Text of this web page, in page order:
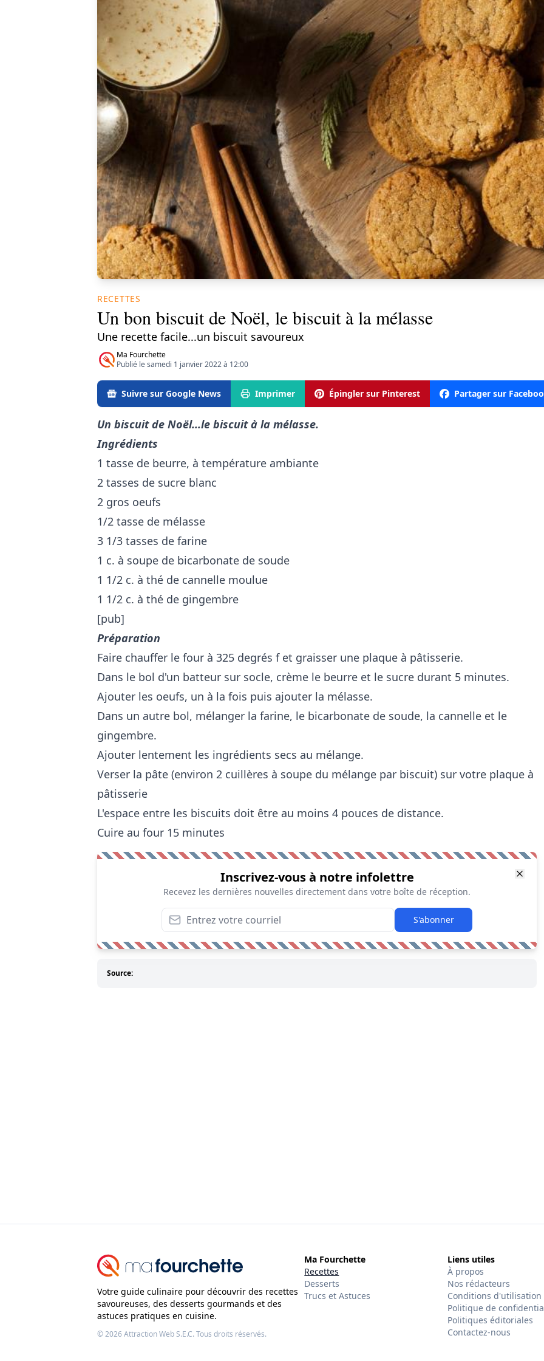
RECETTES
Un bon biscuit de Noël, le biscuit à la mélasse
Une recette facile...un biscuit savoureux
Ma Fourchette
Publié le samedi 1 janvier 2022 à 12:00
Suivre sur Google News Imprimer Épingler sur Pinterest Partager sur
Un biscuit de Noël...le biscuit à la mélasse.
Ingrédients
1 tasse de beurre, à température ambiante
2 tasses de sucre blanc
2 gros oeufs
1/2 tasse de mélasse
3 1/3 tasses de farine
1 c. à soupe de bicarbonate de soude
1 1/2 c. à thé de cannelle moulue
1 1/2 c. à thé de gingembre
[pub]
Préparation
Faire chauffer le four à 325 degrés f et graisser une plaque à pâtisserie.
Dans le bol d'un batteur sur socle, crème le beurre et le sucre durant 5 minutes.
Ajouter les oeufs, un à la fois puis ajouter la mélasse.
Dans un autre bol, mélanger la farine, le bicarbonate de soude, la cannelle et le
gingembre.
Ajouter lentement les ingrédients secs au mélange.
Verser la pâte (environ 2 cuillères à soupe du mélange par biscuit) sur votre plaque à
pâtisserie
L'espace entre les biscuits doit être au moins 4 pouces de distance.
Cuire au four 15 minutes
Inscrivez-vous à notre infolettre
Recevez les dernières nouvelles directement dans votre boîte de réception.
S'abonner
Source:
Votre guide culinaire pour découvrir des recettes
savoureuses, des desserts gourmands et des
astuces pratiques en cuisine.
© 2026Attraction Web S.E.C.Tous droits réservés.
Ma Fourchette
Recettes
Desserts
Trucs et Astuces
Liens utiles
À propos
Nos rédacteurs
Conditions d'utilisation
Politique de
Politiques éditoriales
Contactez-nous